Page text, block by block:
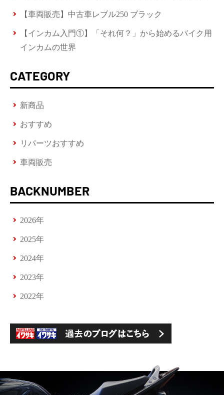
【車両販売】中古車レブル250 ブラック
【インカム入門①】「それ何？」から始めるバイク用
インカムの世界
CATEGORY
新商品
おすすめ
リパーツおすすめ
車両販売
BACKNUMBER
2026年
2025年
2024年
2023年
2022年